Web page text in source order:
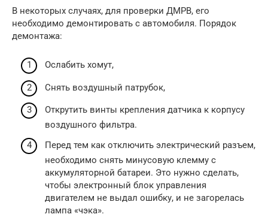
В некоторых случаях, для проверки ДМРВ, его
необходимо демонтировать с автомобиля. Порядок
демонтажа:
Ослабить хомут,
Снять воздушный патрубок,
Открутить винты крепления датчика к корпусу
воздушного фильтра.
Перед тем как отключить электрический разъем,
необходимо снять минусовую клемму с
аккумуляторной батареи. Это нужно сделать,
чтобы электронный блок управления
двигателем не выдал ошибку, и не загорелась
лампа «чэка».